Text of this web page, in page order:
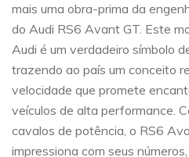
mais uma obra-prima da
do Audi RS6 Avant GT. Este
Audi é um verdadeiro símbolo
trazendo ao país um conceito
velocidade que promete
veículos de alta performance.
cavalos de potência, o RS6
impressiona com seus